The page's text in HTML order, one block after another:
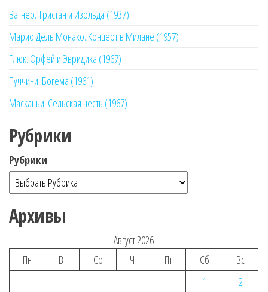
Вагнер. Тристан и Изольда (1937)
Марио Дель Монако. Концерт в Милане (1957)
Глюк. Орфей и Эвридика (1967)
Пуччини. Богема (1961)
Масканьи. Сельская честь (1967)
Рубрики
Рубрики
Архивы
Август 2026
Пн
Вт Ср Чт Пт Сб
Вс
1
2